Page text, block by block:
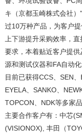
キ（京都玉崎株式会社
过10万种产品，为客户
上下游提升采购效率，
要求，本着贴近客户提
源和测试仪器和FA自动
目前已获得CCS、SEN
EYELA、SANKO、
TOPCON、NDK等多家
主要合作客户有：中芯
(VISIONOX), 丰田（